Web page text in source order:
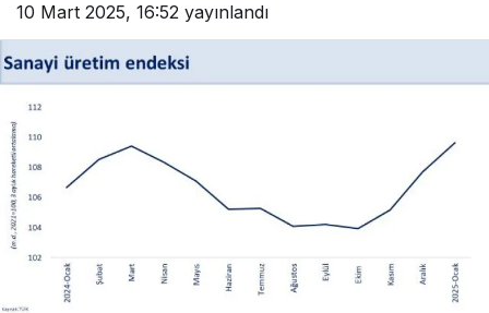
10 Mart 2025, 16:52 yayınlandı